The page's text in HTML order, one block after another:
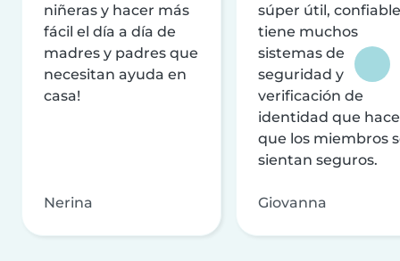
niñeras y hacer más
fácil el día a día de
madres y padres que
necesitan ayuda en
casa!
Nerina
súper útil,
tiene muchos
sistemas de
seguridad y
verificación de
identidad que
que los miembros
sientan seguros.
Giovanna